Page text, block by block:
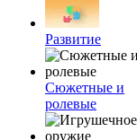
Развитие
Сюжетные и
ролевые